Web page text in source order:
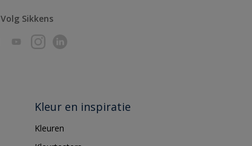
Volg Sikkens
Kleur en inspiratie
Kleuren